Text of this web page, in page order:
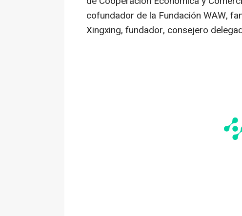
cofundador de la Fundación WAW,
Xingxing, fundador, consejero